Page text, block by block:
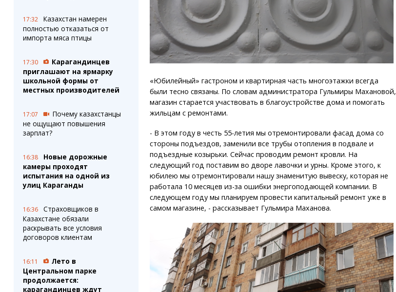
17:32
Казахстан намерен
полностью отказаться от
импорта мяса птицы
17:30
Карагандинцев
приглашают на ярмарку
школьной формы от
местных производителей
17:07
Почему казахстанцы
не ощущают повышения
зарплат?
16:38
Новые дорожные
камеры проходят
испытания на одной из
улиц Караганды
16:36
Страховщиков в
Казахстане обязали
раскрывать все условия
договоров клиентам
16:11
Лето в
Центральном парке
продолжается:
карагандинцев ждут
«Юбилейный» гастроном и квартирная часть многоэтажки всегда
были тесно связаны. По словам администратора Гульмиры Махановой,
магазин старается участвовать в благоустройстве дома и помогать
жильцам с ремонтами.
- В этом году в честь 55-летия мы отремонтировали фасад дома со
стороны подъездов, заменили все трубы отопления в подвале и
подъездные козырьки. Сейчас проводим ремонт кровли. На
следующий год поставим во дворе лавочки и урны. Кроме этого, к
юбилею мы отремонтировали нашу знаменитую вывеску, которая не
работала 10 месяцев из-за ошибки энергоподающей компании. В
следующем году мы планируем провести капитальный ремонт уже в
самом магазине, - рассказывает Гульмира Маханова.